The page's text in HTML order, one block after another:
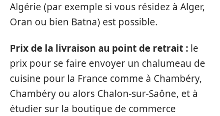
Algérie (par exemple si vous résidez à Alger,
Oran ou bien Batna) est possible.
Prix de la livraison au point de retrait : le
prix pour se faire envoyer un chalumeau de
cuisine pour la France comme à Chambéry,
Chambéry ou alors Chalon-sur-Saône, et à
étudier sur la boutique de commerce